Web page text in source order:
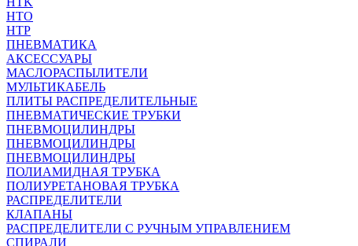
HTO
HTP
ПНЕВМАТИКА
АКСЕССУАРЫ
МАСЛОРАСПЫЛИТЕЛИ
МУЛЬТИКАБЕЛЬ
ПЛИТЫ РАСПРЕДЕЛИТЕЛЬНЫЕ
ПНЕВМАТИЧЕСКИЕ ТРУБКИ
ПНЕВМОЦИЛИНДРЫ
ПНЕВМОЦИЛИНДРЫ
ПНЕВМОЦИЛИНДРЫ
ПОЛИАМИДНАЯ ТРУБКА
ПОЛИУРЕТАНОВАЯ ТРУБКА
РАСПРЕДЕЛИТЕЛИ
КЛАПАНЫ
РАСПРЕДЕЛИТЕЛИ С РУЧНЫМ УПРАВЛЕНИЕМ
СПИРАЛИ